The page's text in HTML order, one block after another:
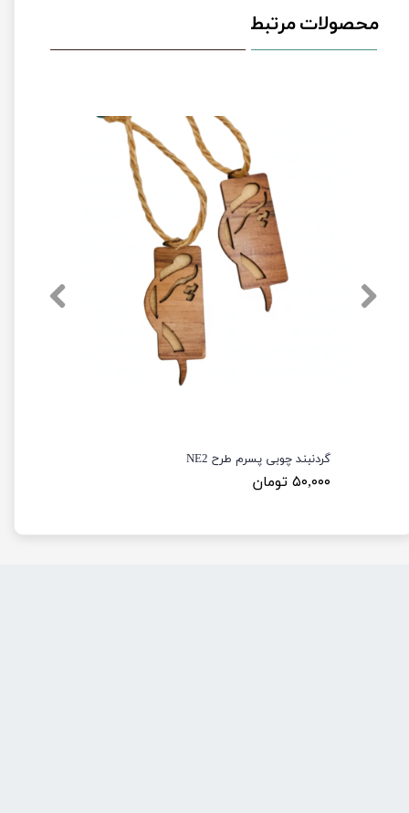
محصولات مرتبط
گردنبند چوبی پسرم طرح NE2
۵۰,۰۰۰ تومان